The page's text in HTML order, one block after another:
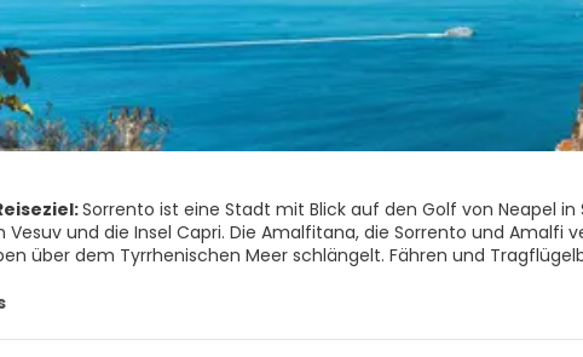
Sorrento ist eine Stadt mit Blick auf den Golf von Neapel
Vesuv und die Insel Capri. Die Amalfitana, die Sorrento und
über dem Tyrrhenischen Meer schlängelt. Fähren und